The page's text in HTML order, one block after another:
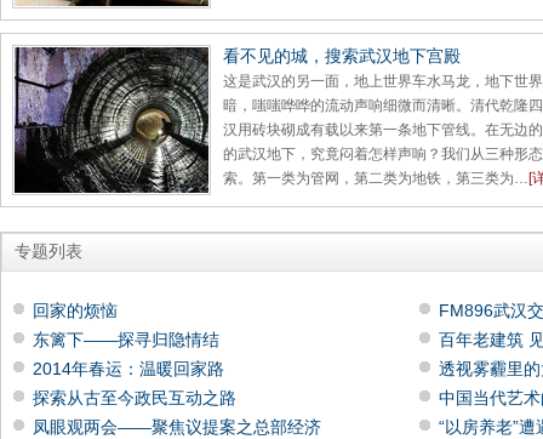
看不见的城，搜索武汉地下宫殿
这是武汉的另一面，地上世界车水马龙，地下世
暗，嗤嗤哗哗的流动声响细微而清晰。清代乾隆
汉用砖块砌成有载以来第一条地下管线。在无边
的武汉地下，究竟闷着怎样声响？我们从三种形
索。第一类为管网，第二类为地铁，第三类为… [
专题列表
回家的烦恼
东篱下——探寻归隐情结
2014年春运：温暖回家路
探索从古至今政民互动之路
凤眼观两会——聚焦议提案之总部经济
FM896武汉
百年老建筑
透视雾霾里
中国当代艺
“以房养老”